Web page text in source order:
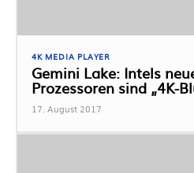
4K MEDIA PLAYER
Gemini Lake: Intels
Prozessoren sind „4K-
17. August 2017